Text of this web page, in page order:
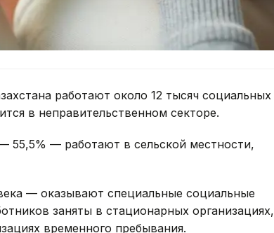
работают около 12 тысяч социальных
в неправительственном секторе.
55,5% — работают в сельской местности,
— оказывают специальные социальные
заняты в стационарных организациях,
временного пребывания.